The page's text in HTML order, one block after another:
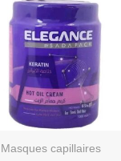
Masques capillaires